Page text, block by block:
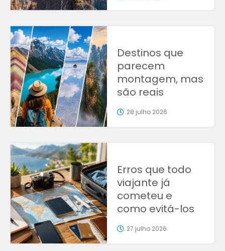
Destinos que
parecem
montagem, mas
são reais
28 julho 2026
Erros que todo
viajante já
cometeu e
como evitá-los
27 julho 2026